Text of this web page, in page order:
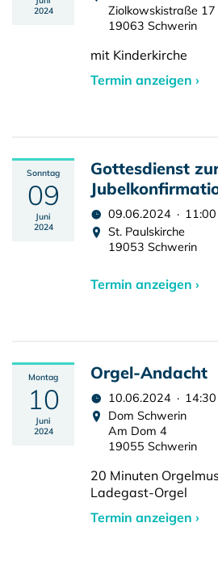
2024
Ziolkowskistraße 17
19063 Schwerin
mit Kinderkirche
Termin anzeigen ›
Sonntag
09
Juni
2024
Gottesdienst
09.06.2024 ·
St. Paulskirche
19053 Schwerin
Termin anzeigen ›
Montag
10
Juni
2024
Orgel-Andacht
10.06.2024 ·
Dom Schwerin
Am Dom 4
19055 Schwerin
20 Minuten
Ladegast-Orgel
Termin anzeigen ›